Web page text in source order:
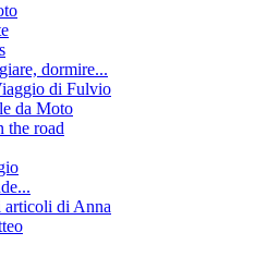
dormire...
di Fulvio
da Moto
the road
di Anna